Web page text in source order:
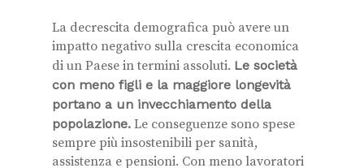
La decrescita demografica può avere un
impatto negativo sulla crescita economica
di un Paese in termini assoluti. Le società
con meno figli e la maggiore longevità
portano a un invecchiamento della
popolazione. Le conseguenze sono spese
sempre più insostenibili per sanità,
assistenza e pensioni. Con meno lavoratori